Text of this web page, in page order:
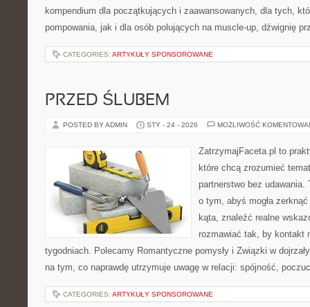
kompendium dla początkujących i zaawansowanych, dla tych,
pompowania, jak i dla osób polujących na muscle-up, dźwignię
CATEGORIES: ARTYKUŁY SPONSOROWANE
PRZED ŚLUBEM
POSTED BY ADMIN STY - 24 - 2026 MOŻLIWOŚĆ
ZatrzymajFaceta.pl to
które chcą zrozumieć
partnerstwo bez udawania.
o tym, abyś mogła
kąta, znaleźć realne
rozmawiać tak, by kontakt
tygodniach. Polecamy Romantyczne pomysły i Związki w
na tym, co naprawdę utrzymuje uwagę w relacji: spójność,
CATEGORIES: ARTYKUŁY SPONSOROWANE